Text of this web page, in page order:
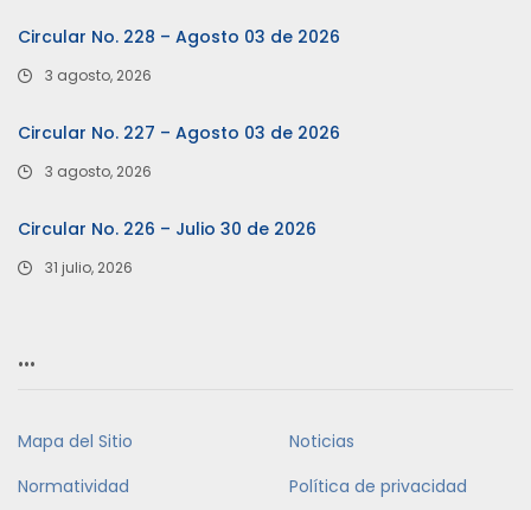
Circular No. 228 – Agosto 03 de 2026
3 agosto, 2026
Circular No. 227 – Agosto 03 de 2026
3 agosto, 2026
Circular No. 226 – Julio 30 de 2026
31 julio, 2026
…
Mapa del Sitio
Noticias
Normatividad
Política de privacidad